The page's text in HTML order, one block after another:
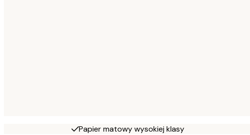
Papier matowy wysokiej klasy